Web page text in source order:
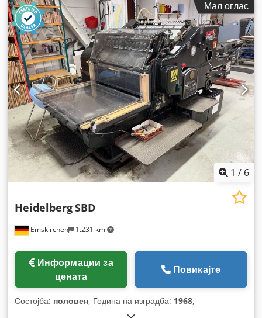
Мал оглас
1 / 6
Emskirchen 1.231 km
HeidelbergSBD
цената
Повикајте
Состојба: половен, Година на изградба: 1968,